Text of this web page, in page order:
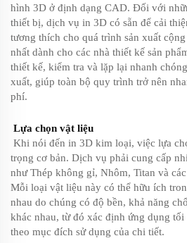
hình 3D ở định dạng CAD. Đối với
thiết bị, dịch vụ in 3D có sẵn để cải
tương thích cho quá trình sản xuất
nhất dành cho các nhà thiết kế sản
thiết kế, kiểm tra và lặp lại nhanh
xuất, giúp toàn bộ quy trình trở nên
phí.
Lựa chọn vật liệu
Khi nói đến in 3D kim loại, việc lựa
trọng cơ bản. Dịch vụ phải cung cấp
như Thép không gỉ, Nhôm, Titan và
Mỗi loại vật liệu này có thể hữu ích
nhau do chúng có độ bền, khả năng
khác nhau, từ đó xác định ứng dụng
theo mục đích sử dụng của chi tiết.